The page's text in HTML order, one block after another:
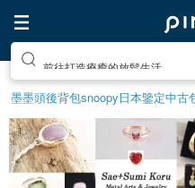
前往打造療癒的放鬆生活
墨墨頭後背包snoopy日本鑒定中古